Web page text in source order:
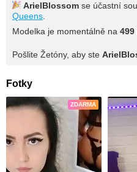
ArielBlossom se účastní
Queens
Modelka je momentálně na 499
Pošlite Žetóny, aby ste
Fotky
ZDARMA